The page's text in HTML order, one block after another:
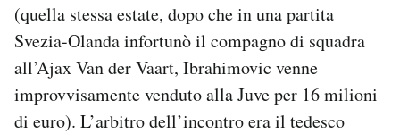
(quella stessa estate, dopo che in una partita
Svezia-Olanda infortunò il compagno di squadra
all’Ajax Van der Vaart, Ibrahimovic venne
improvvisamente venduto alla Juve per 16 milioni
di euro). L’arbitro dell’incontro era il tedesco